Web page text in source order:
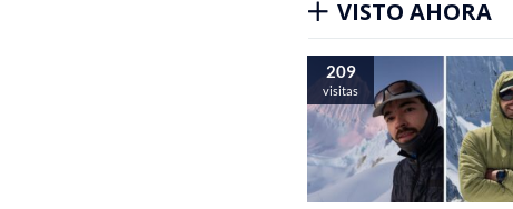
VISTO AHORA
209
visitas